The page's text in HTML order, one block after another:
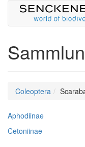
Coleoptera
Aphodiinae
Cetoniinae